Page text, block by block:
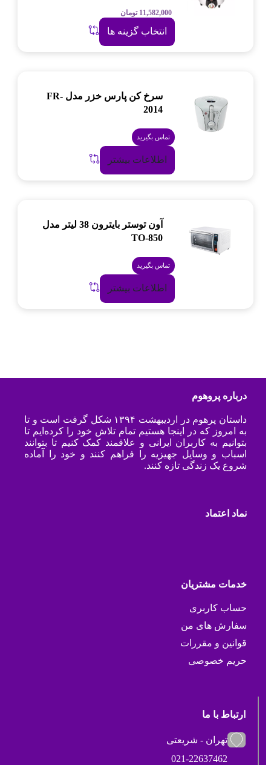
11,582,000 تومان
انتخاب گزینه ها
سرخ کن پارس خزر مدل FR-
2014
تماس بگیرید
اطلاعات بیشتر
آون توستر بایترون 38 لیتر مدل
TO-850
تماس بگیرید
اطلاعات بیشتر
درباره پروهوم
داستان پرهوم در اردیبهشت ۱۳۹۴ شکل گرفت است و تا
به امروز که در اینجا هستیم تمام تلاش خود را کرده‌ایم تا
بتوانیم به کاربران ایرانی و علاقمند کمک کنیم تا بتوانند
اسباب و وسایل جهیزیه را فراهم کنند و خود را آماده
شروع یک زندگی تازه کنند.
نماد اعتماد
خدمات مشتریان
حساب کاربری
سفارش های من
قوانین و مقررات
حریم خصوصی
ارتباط با ما
تهران - شریعتی
021-22637462